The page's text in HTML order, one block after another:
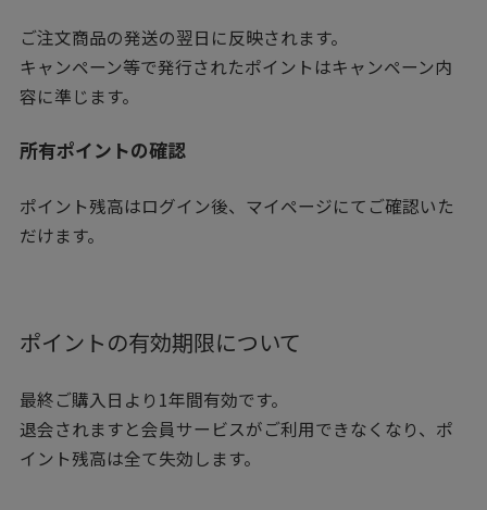
ご注文商品の発送の翌日に反映されます。
キャンペーン等で発行されたポイントはキャンペーン内
容に準じます。
所有ポイントの確認
ポイント残高はログイン後、マイページにてご確認いた
だけます。
ポイントの有効期限について
最終ご購入日より1年間有効です。
退会されますと会員サービスがご利用できなくなり、ポ
イント残高は全て失効します。